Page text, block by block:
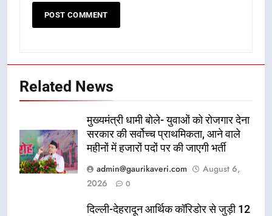
Related News
मुख्यमंत्री धामी बोले- युवाओं को रोजगार देना
सरकार की सर्वोच्च प्राथमिकता, आने वाले
महीनों में हजारों पदों पर की जाएगी भर्ती
admin@gaurikaveri.com
August 6,
2026
0
दिल्ली-देहरादून आर्थिक कॉरिडोर से जुड़ी 12